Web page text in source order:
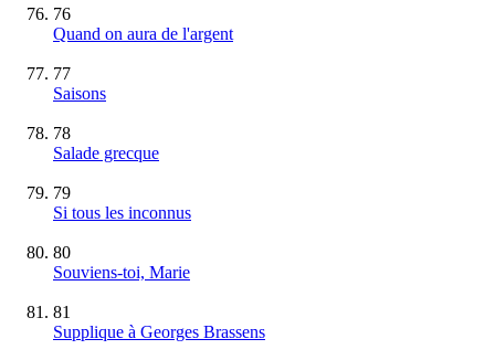
76
Quand on aura de l'argent
77
Saisons
78
Salade grecque
79
Si tous les inconnus
80
Souviens-toi, Marie
81
Supplique à Georges Brassens